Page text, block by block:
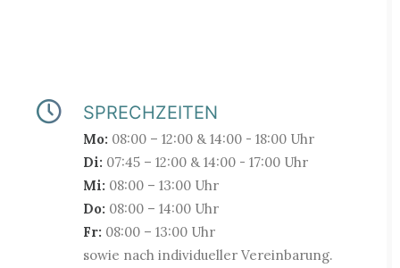
SPRECHZEITEN
Mo: 08:00 – 12:00 & 14:00 - 18:00 Uhr
Di: 07:45 – 12:00 & 14:00 - 17:00 Uhr
Mi: 08:00 – 13:00 Uhr
Do: 08:00 – 14:00 Uhr
Fr: 08:00 – 13:00 Uhr
sowie nach individueller Vereinbarung.